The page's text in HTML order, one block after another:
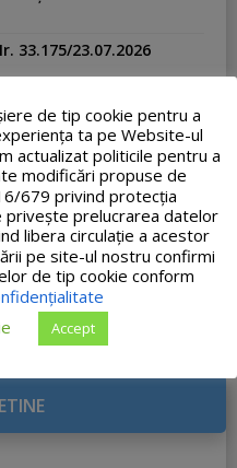
33.175/23.07.2026
Academia de
de recrutare
publice de execuție
grad profesional
Urbanism și
de tip cookie pentru a
ta pe Website-ul
actualizat politicile pentru a
modificări propuse de
679 privind protecția
privește prelucrarea datelor
libera circulație a acestor
pe site-ul nostru confirmi
de tip cookie conform
Accept